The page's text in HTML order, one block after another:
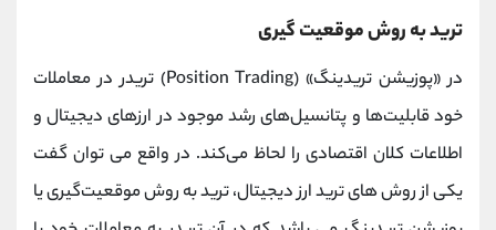
ترید به روش موقعیت گیری
در «پوزیشن تریدینگ» (Position Trading) تریدر در معاملات
خود قابلیت‌ها و پتانسیل‌های رشد موجود در ارزهای دیجیتال و
اطلاعات کلان اقتصادی را لحاظ می‌کند. در واقع می توان گفت
یکی از روش های ترید ارز دیجیتال، ترید به روش موقعیت‌گیری یا